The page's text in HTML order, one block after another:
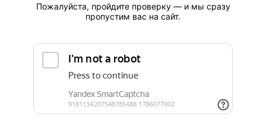
Пожалуйста, пройдите проверку — и мы сразу
пропустим вас на сайт.